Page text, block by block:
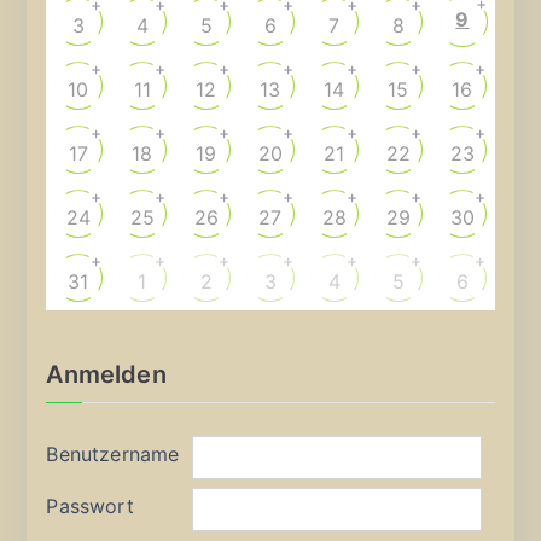
3
+
4
+
5
+
6
+
7
+
8
+
9
10
+
11
+
12
+
13
+
14
+
15
+
16
+
17
+
18
+
19
+
20
+
21
+
22
+
23
+
24
+
25
+
26
+
27
+
28
+
29
+
30
+
31
+
1
+
2
+
3
+
4
+
5
+
6
+
Anmelden
Benutzername
Passwort